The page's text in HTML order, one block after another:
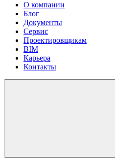
О компании
Блог
Документы
Сервис
Проектировщикам
BIM
Карьера
Контакты